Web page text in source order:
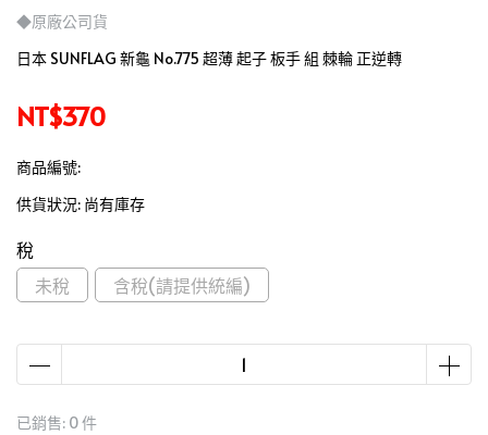
◆原廠公司貨
日本 SUNFLAG 新龜 No.775 超薄 起子 板手 組 棘輪 正逆轉
NT$370
商品編號:
供貨狀況: 尚有庫存
稅
未稅
含稅(請提供統編)
已銷售: 0 件